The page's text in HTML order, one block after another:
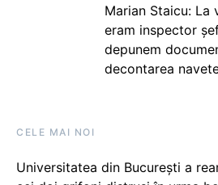
Marian Staicu: La
eram inspector
depunem
decontarea
CELE MAI NOI
Universitatea din București a